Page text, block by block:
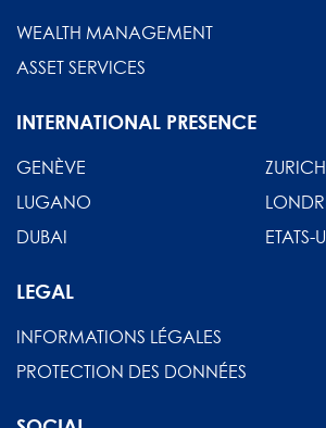
WEALTH MANAGEMENT
ASSET SERVICES
INTERNATIONAL PRESENCE
GENÈVE
ZURICH
LUGANO
DUBAI
ETATS-
LEGAL
INFORMATIONS LÉGALES
PROTECTION DES DONNÉES